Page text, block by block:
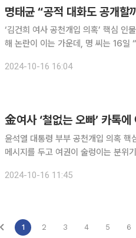
‘김건희 여사 공천개입 의혹’ 핵심 인
해 논란이 이는 가운데, 명 씨는 16일
도 남겼다. 명 씨는 이날 페이스북
2024-10-16 16:04
金여사 ‘철없는 오빠’ 카톡
윤석열 대통령 부부 공천개입 의혹 핵
메시지를 두고 여권이 술렁이는 분위
2024-10-16 11:45
1 2 3 4 5 6